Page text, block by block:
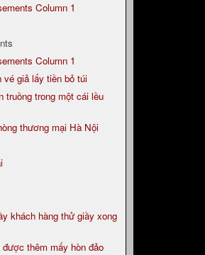
Column 1
Column 1
giả lấy tiền bỏ túi
truồng trong một cái lều
thương mại Hà Nội
khách hàng thử giầy xong
thêm mấy hòn đảo